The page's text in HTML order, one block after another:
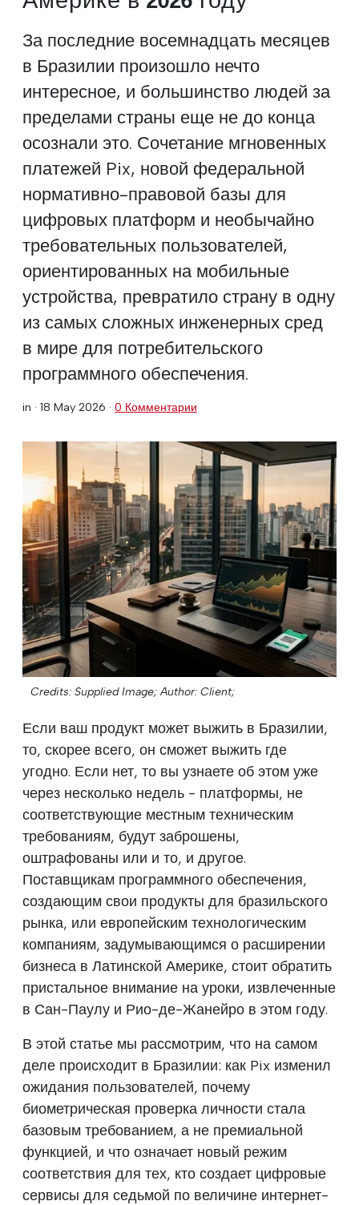
За последние восемнадцать месяцев
в Бразилии произошло нечто
интересное, и большинство людей за
пределами страны еще не до конца
осознали это. Сочетание мгновенных
платежей Pix, новой федеральной
нормативно-правовой базы для
цифровых платформ и необычайно
требовательных пользователей,
ориентированных на мобильные
устройства, превратило страну в одну
из самых сложных инженерных сред
в мире для потребительского
программного обеспечения.
in · 18 May 2026 · 0 Комментарии
Credits: Supplied Image; Author: Client;
Если ваш продукт может выжить в Бразилии,
то, скорее всего, он сможет выжить где
угодно. Если нет, то вы узнаете об этом уже
через несколько недель - платформы, не
соответствующие местным техническим
требованиям, будут заброшены,
оштрафованы или и то, и другое.
Поставщикам программного обеспечения,
создающим свои продукты для бразильского
рынка, или европейским технологическим
компаниям, задумывающимся о расширении
бизнеса в Латинской Америке, стоит обратить
пристальное внимание на уроки, извлеченные
в Сан-Паулу и Рио-де-Жанейро в этом году.
В этой статье мы рассмотрим, что на самом
деле происходит в Бразилии: как Pix изменил
ожидания пользователей, почему
биометрическая проверка личности стала
базовым требованием, а не премиальной
функцией, и что означает новый режим
соответствия для тех, кто создает цифровые
сервисы для седьмой по величине интернет-